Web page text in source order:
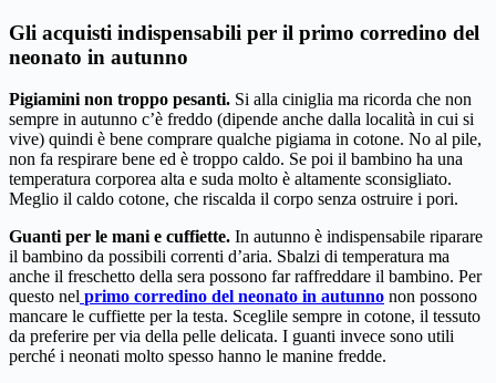
Gli acquisti indispensabili per il primo corredino del
neonato in autunno
Pigiamini non troppo pesanti. Si alla ciniglia ma ricorda che non
sempre in autunno c’è freddo (dipende anche dalla località in cui si
vive) quindi è bene comprare qualche pigiama in cotone. No al pile,
non fa respirare bene ed è troppo caldo. Se poi il bambino ha una
temperatura corporea alta e suda molto è altamente sconsigliato.
Meglio il caldo cotone, che riscalda il corpo senza ostruire i pori.
Guanti per le mani e cuffiette. In autunno è indispensabile riparare
il bambino da possibili correnti d’aria. Sbalzi di temperatura ma
anche il freschetto della sera possono far raffreddare il bambino. Per
questo nel primo corredino del neonato in autunno non possono
mancare le cuffiette per la testa. Sceglile sempre in cotone, il tessuto
da preferire per via della pelle delicata. I guanti invece sono utili
perché i neonati molto spesso hanno le manine fredde.